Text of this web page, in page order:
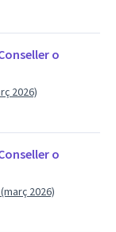
o
2026)
o
2026)